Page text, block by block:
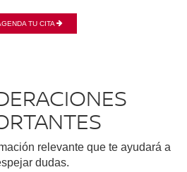
TU CITA
relevante que te ayudará a
dudas.